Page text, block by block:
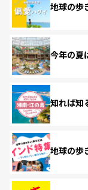
地球の歩
今年の夏
知れば知
地球の歩